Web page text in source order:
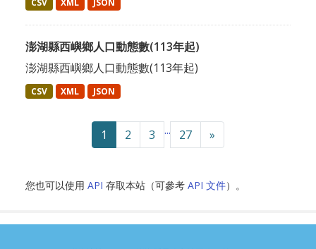
CSV XML JSON
澎湖縣西嶼鄉人口動態數(113年起)
澎湖縣西嶼鄉人口動態數(113年起)
CSV XML JSON
1 2 3 ... 27 »
您也可以使用 API 存取本站（可參考 API 文件）。